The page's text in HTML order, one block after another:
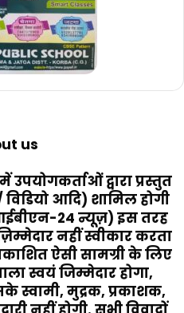
us
द्वारा प्रस्तुत
आदि) शामिल होगी
24 न्यूज़) इस तरह
नहीं स्वीकार करता
ऐसी सामग्री के लिए
स्वयं जिम्मेदार होगा,
स्वामी, मुद्रक, प्रकाशक,